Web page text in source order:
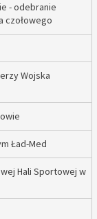
- odebranie
czołowego
Wojska
Ład-Med
Hali Sportowej w